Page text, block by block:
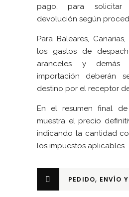
pago, para
devolución según
Para Baleares,
los gastos de
aranceles y demás
importación deberán
destino por el receptor
En el resumen final
muestra el precio
indicando la cantidad
los impuestos aplicables.
PEDIDO, ENVÍO Y